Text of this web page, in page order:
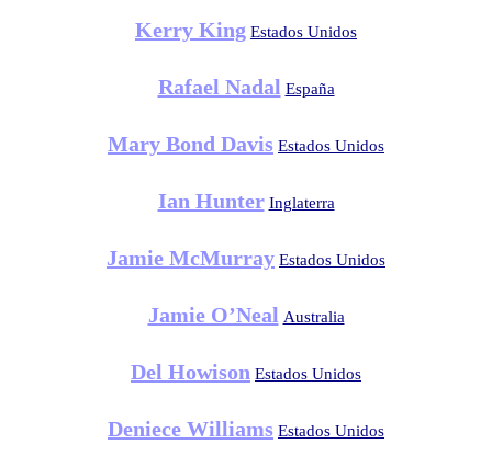
Kerry King Estados Unidos
Rafael Nadal España
Mary Bond Davis Estados Unidos
Ian Hunter Inglaterra
Jamie McMurray Estados Unidos
Jamie O’Neal Australia
Del Howison Estados Unidos
Deniece Williams Estados Unidos